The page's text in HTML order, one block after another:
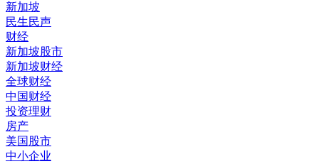
新加坡
民生民声
财经
新加坡股市
新加坡财经
全球财经
中国财经
投资理财
房产
美国股市
中小企业